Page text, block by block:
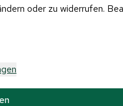
oder zu widerrufen.